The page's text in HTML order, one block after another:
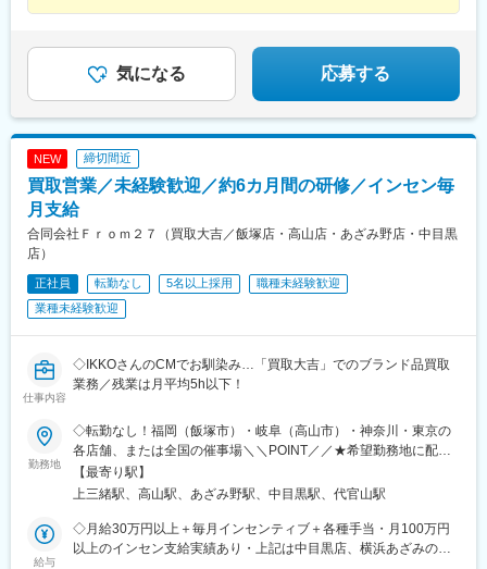
学園前駅、泉岳寺駅、雪が谷大塚駅、京急蒲田駅、大崎広小路
都)、国分寺駅、ひばりケ丘駅(東京都)、京王八王子駅、河辺駅、
多摩センター駅、町田駅、福生駅、牛田駅(東京都)、谷保駅、仙台
駅(愛知県)、中島駅(愛知県)、野並駅、星ケ丘駅(愛知県)、三郷駅
(愛知県)、大府駅、栄駅(愛知県)、知多半田駅、御器所駅、名鉄名
古屋駅、駅前大通駅、諏訪町駅、蒲郡駅、三河田原駅、中岡崎
駅、土橋駅(愛知県)、三河安城駅、西尾駅、岡崎駅、牛田駅(愛知
県)、一ツ木駅、尾張一宮駅、尾張星の宮駅、小牧駅、津島駅、春
スパーク駅、和歌山市駅、新西大寺町筋駅、徳山駅、阿波富田
駅、高松駅(香川県)、高知駅前駅、福岡空港駅(鉄道)、大分駅、小
川崎駅、築地駅、小伝馬町駅、御徒町駅、荒川二丁目駅、御茶ノ
水駅、飯田橋駅、要町駅、豊島園駅(都営線)、王子駅前駅、赤羽
駅、大崎駅、溜池山王駅、立川駅、府中競馬正門前駅、八王子
駅、京王多摩センター駅、東福生駅、京成関屋駅、あおば通駅、
岩村田駅、東静岡駅、第一通り駅、岩塚駅、志賀本通駅、東別院
駅、栄町駅(愛知県)、半田駅、名古屋駅、駅前駅、名鉄一宮駅、小
牧口駅、西枇杷島駅、膳所駅、三宮・花時計前駅、山陽姫路駅、
大阪城北詰駅、大雲寺前駅、高松築港駅、高知駅、西辛島町駅、
船橋駅、京成八幡駅、横浜駅、東銀座駅、神田駅(東京都)、上野御
徒町駅、三河島駅、水道橋駅、豊島園駅(西武線)、栄町駅(東京
気になる 応募する
NEW 締切間近
買取営業／未経験歓迎／約6カ月間の研修／インセン毎
月支給
合同会社Ｆｒｏｍ２７（買取大吉／飯塚店・高山店・あざみ野店・中目黒
店）
正社員 転勤なし 5名以上採用
職種未経験歓迎
業種未経験歓迎
仕事内容
◇IKKOさんのCMでお馴染み…「買取大吉」でのブランド品買取
業務／残業は月平均5h以下！
勤務地
◇転勤なし！福岡（飯塚市）・岐阜（高山市）・神奈川・東京の
各店舗、または全国の催事場＼＼POINT／／★希望勤務地に配属
★U・Iターン歓迎★飯塚・高山はオープニングスタッフ募集★飯
塚店、高山店はマイカー通勤OK★催事担当は直行直帰OK（1）店
福岡県飯塚市有安429-1・新飯塚駅より車で11分■買取大吉 高山
駅前店・岐阜県高山市昭和町1-320 佐古ビル1階・高山駅より徒
【最寄り駅】
上三緒駅、高山駅、あざみ野駅、中目黒駅、代官山駅
給与
◇月給30万円以上＋毎月インセンティブ＋各種手当・月100万円
以上のインセン支給実績あり・上記は中目黒店、横浜あざみの店